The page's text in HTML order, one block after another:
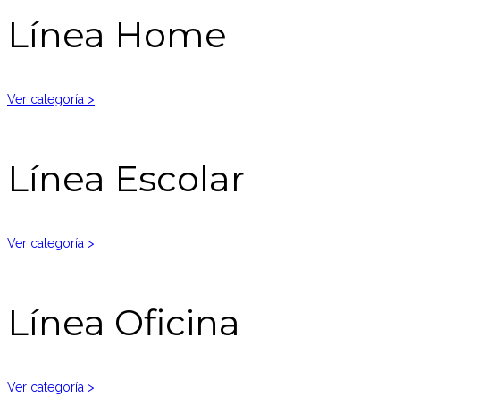
Línea Home
Ver categoría >
Línea Escolar
Ver categoría >
Línea Oficina
Ver categoría >